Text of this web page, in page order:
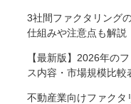
3社間ファクタリング
仕組みや注意点も解説
【最新版】2026年の
ス内容・市場規模比較
不動産業向けファクタ